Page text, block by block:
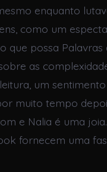
enquanto
como um
que possa Palavras
as
um
muito tempo
e Nalia é uma
fornecem uma